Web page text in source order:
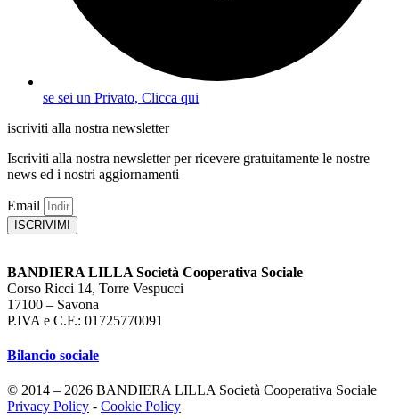
se sei un Privato, Clicca qui
iscriviti alla nostra newsletter
Iscriviti alla nostra newsletter per ricevere gratuitamente le nostre
news ed i nostri aggiornamenti
Email
ISCRIVIMI
BANDIERA LILLA Società Cooperativa Sociale
Corso Ricci 14, Torre Vespucci
17100 – Savona
P.IVA e C.F.: 01725770091
Bilancio sociale
© 2014 – 2026 BANDIERA LILLA Società Cooperativa Sociale
Privacy Policy - Cookie Policy